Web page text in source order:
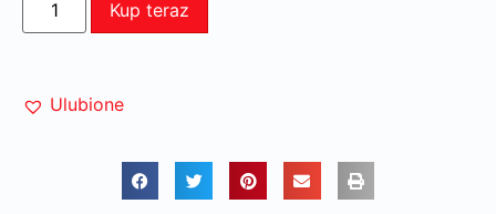
Kup teraz
Ulubione